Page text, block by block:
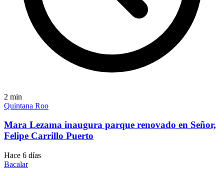
2 min
Quintana Roo
Mara Lezama inaugura parque renovado en Señor,
Felipe Carrillo Puerto
Hace 6 días
Bacalar